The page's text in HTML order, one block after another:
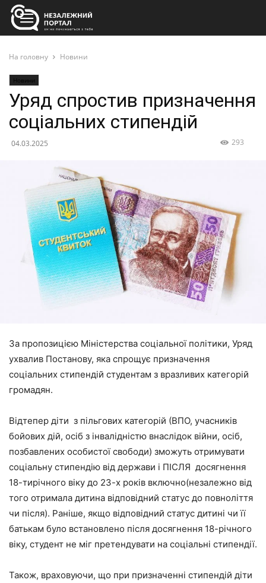
На головну Новини
Новини
Уряд спростив призначення
соціальних стипендій
04.03.2025 293
За пропозицією Міністерства соціальної політики, Уряд
ухвалив Постанову, яка спрощує призначення
соціальних стипендій студентам з вразливих категорій
громадян.
Відтепер діти з пільгових категорій (ВПО, учасників
бойових дій, осіб з інвалідністю внаслідок війни, осіб,
позбавлених особистої свободи) зможуть отримувати
соціальну стипендію від держави і ПІСЛЯ досягнення
18-тирічного віку до 23-х років включно(незалежно від
того отримала дитина відповідний статус до повноліття
чи після). Раніше, якщо відповідний статус дитині чи її
батькам було встановлено після досягнення 18-річного
віку, студент не міг претендувати на соціальні стипендії.
Також, враховуючи, що при призначенні стипендій діти